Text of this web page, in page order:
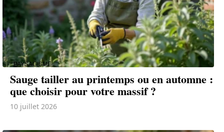
PAYSAGISME
Sauge tailler au printemps ou en automne :
que choisir pour votre massif ?
10 juillet 2026